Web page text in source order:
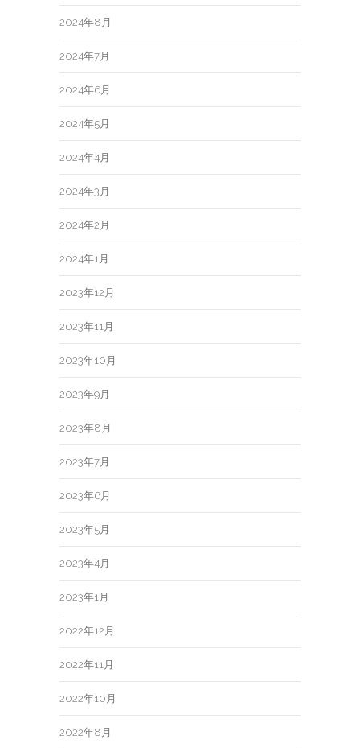
2024年8月
2024年7月
2024年6月
2024年5月
2024年4月
2024年3月
2024年2月
2024年1月
2023年12月
2023年11月
2023年10月
2023年9月
2023年8月
2023年7月
2023年6月
2023年5月
2023年4月
2023年1月
2022年12月
2022年11月
2022年10月
2022年8月